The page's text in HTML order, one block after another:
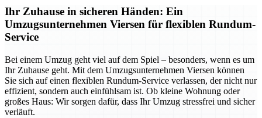
Ihr Zuhause in sicheren Händen: Ein
Umzugsunternehmen Viersen für flexiblen Rundum-
Service
Bei einem Umzug geht viel auf dem Spiel – besonders, wenn es um
Ihr Zuhause geht. Mit dem Umzugsunternehmen Viersen können
Sie sich auf einen flexiblen Rundum-Service verlassen, der nicht nur
effizient, sondern auch einfühlsam ist. Ob kleine Wohnung oder
großes Haus: Wir sorgen dafür, dass Ihr Umzug stressfrei und sicher
verläuft.